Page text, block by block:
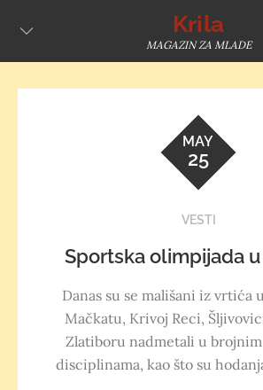
Krila
MAGAZIN ZA MLADE
MAY
25
VESTI
Sportska olimpijada
Danas su se mališani iz vrtića
Mačkatu, Krivoj Reci,
Zlatiboru nadmetali u
disciplinama, kao što su